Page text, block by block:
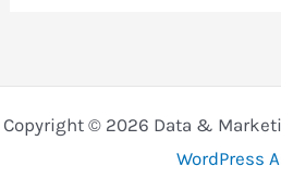
calcul,
analyse
Copyright © 2026 Data &
WordPress